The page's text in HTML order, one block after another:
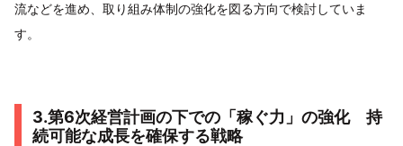
流などを進め、取り組み体制の強化を図る方向で検討していま
す。
3.第6次経営計画の下での「稼ぐ力」の強化 持
続可能な成長を確保する戦略